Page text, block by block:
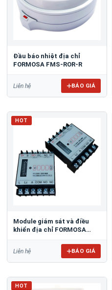
Đầu báo nhiệt địa chỉ
FORMOSA FMS-ROR-R
Liên hệ BÁO GIÁ
HOT
Module giám sát và điều
khiển địa chỉ FORMOSA
Liên hệ BÁO GIÁ
HOT